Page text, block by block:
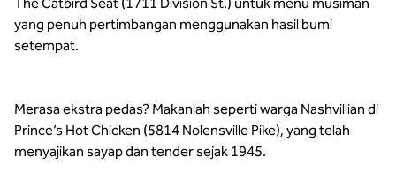
yang penuh pertimbangan menggunakan hasil bumi
setempat.
Merasa ekstra pedas? Makanlah seperti warga Nashvillian di
Prince’s Hot Chicken (5814 Nolensville Pike), yang telah
menyajikan sayap dan tender sejak 1945.